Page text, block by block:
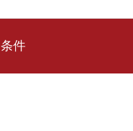
条件